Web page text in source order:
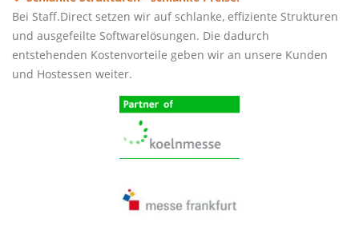
Bei Staff.Direct setzen wir auf schlanke, effiziente Strukturen
und ausgefeilte Softwarelösungen. Die dadurch
entstehenden Kostenvorteile geben wir an unsere Kunden
und Hostessen weiter.